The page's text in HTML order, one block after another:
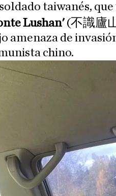
taiwanés,
Lushan'(不識廬
amenaza de
chino.